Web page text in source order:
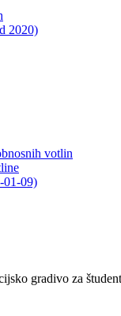
2020)
votlin
01-09)
gradivo za